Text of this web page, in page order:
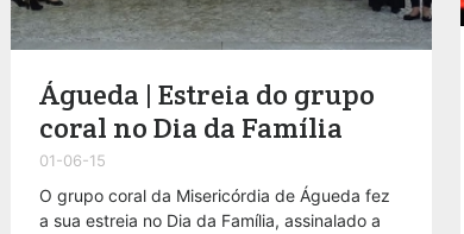
Águeda | Estreia do grupo
coral no Dia da Família
01-06-15
O grupo coral da Misericórdia de Águeda fez
a sua estreia no Dia da Família, assinalado a